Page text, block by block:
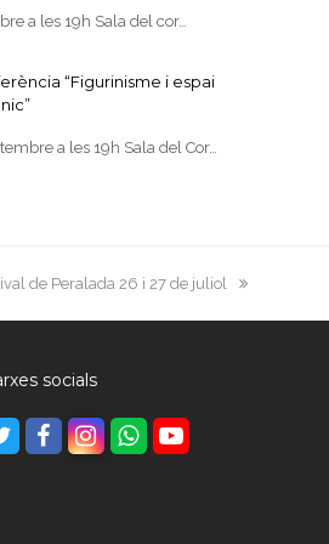
a les 19h Sala del cor…
“Figurinisme i espai
a les 19h Sala del Cor…
de Peralada 26 i 27 de juliol
socials
Twitter
Facebook
Instagram
Whatsapp
Youtube